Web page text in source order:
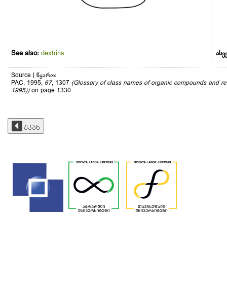
See also: dextrins
Source | წყარო:
PAC, 1995, 67, 1307 (Glossary of class names of organic compounds and
1995)) on page 1330
უკან